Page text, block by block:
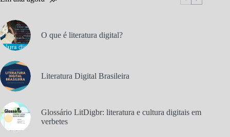
O que é literatura digital?
Literatura Digital Brasileira
Glossário LitDigbr: literatura e cultura digitais em
verbetes